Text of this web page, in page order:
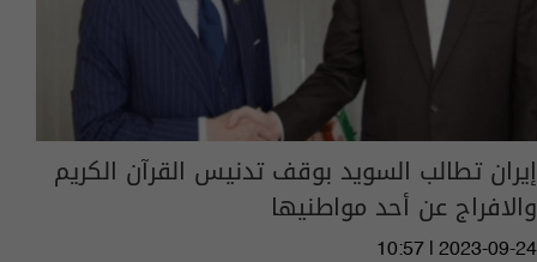
إيران تطالب السويد بوقف تدنيس القرآن الكريم
والافراج عن أحد مواطنيها
10:57 | 2023-09-24